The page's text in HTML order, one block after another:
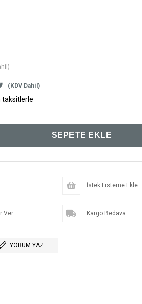
(KDV Dahil)
taksitlerle
İstek Listeme Ekle
Ver Kargo Bedava
YORUM YAZ